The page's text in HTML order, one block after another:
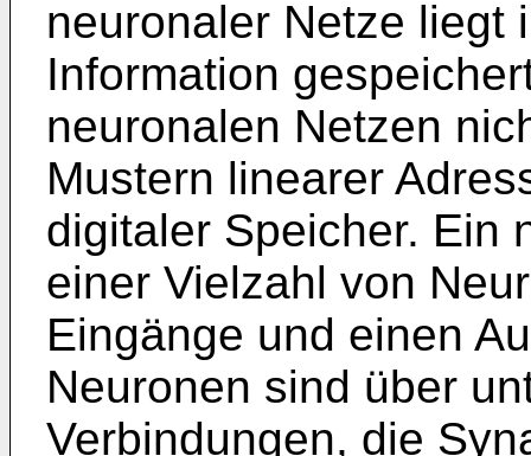
neuronaler Netze liegt
Information
neuronalen Netzen
Mustern linearer
digitaler Speicher. Ein
einer Vielzahl von
Eingänge und einen
Neuronen sind über
Verbindungen, die